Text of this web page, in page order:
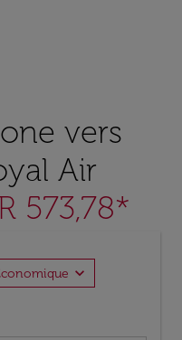
vers
Air
573,78*
expand_more